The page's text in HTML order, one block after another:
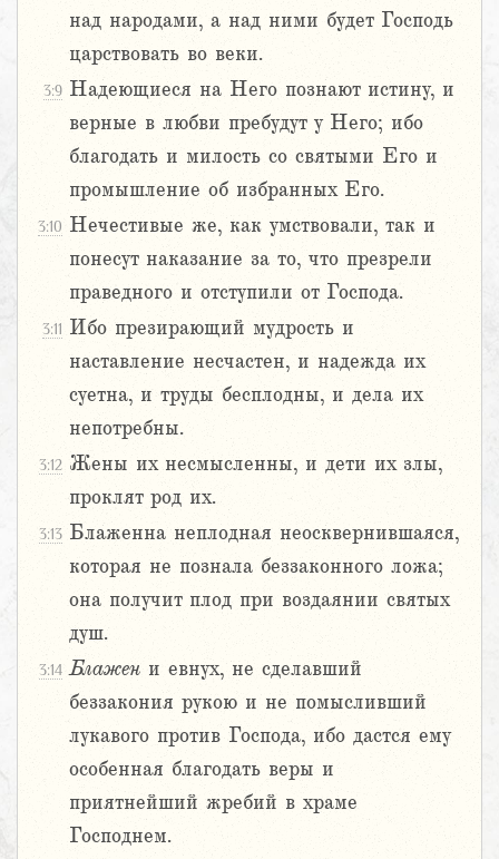
над народами, а над ними будет Господь
царствовать во веки.
3:9 Надеющиеся на Него познают истину, и
верные в любви пребудут у Него; ибо
благодать и милость со святыми Его и
промышление об избранных Его.
3:10 Нечестивые же, как умствовали, так и
понесут наказание за то, что презрели
праведного и отступили от Господа.
3:11 Ибо презирающий мудрость и
наставление несчастен, и надежда их
суетна, и труды бесплодны, и дела их
непотребны.
3:12 Жены их несмысленны, и дети их злы,
проклят род их.
3:13 Блаженна неплодная неосквернившаяся,
которая не познала беззаконного ложа;
она получит плод при воздаянии святых
душ.
3:14 Блажен и евнух, не сделавший
беззакония рукою и не помысливший
лукавого против Господа, ибо дастся ему
особенная благодать веры и
приятнейший жребий в храме
Господнем.